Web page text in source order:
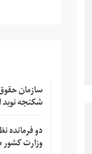
سازمان
شکنجه نوید
دو فرمانده
وزارت